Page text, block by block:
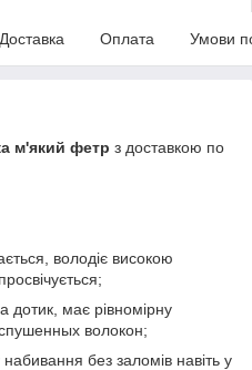
Доставка Оплата Умови
м'який фетр з доставкою по
володіє високою
має рівномірну
волокон;
без заломів навіть у